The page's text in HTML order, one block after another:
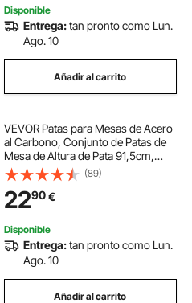
Disponible
Entrega:tan pronto como Lun.
Ago. 10
Añadir al carrito
VEVOR Patas para Mesas de Acero
al Carbono, Conjunto de Patas de
Mesa de Altura de Pata 91,5cm,
Patas para Muebles con 4 Pies de
Goma, Patas de Mesa con
Capacidad de Carga 100 kg para
Mesas Auxiliares
(89)
2290€
Disponible
Entrega:tan pronto como Lun.
Ago. 10
Añadir al carrito